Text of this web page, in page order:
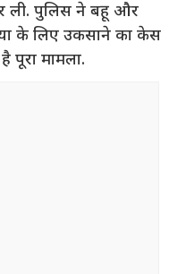
ली. पुलिस ने बहू और
के लिए उकसाने का केस
पूरा मामला.